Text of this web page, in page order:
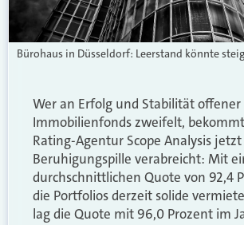
Bürohaus in Düsseldorf: Leerstand könnte
Wer an Erfolg und Stabilität offener
Immobilienfonds zweifelt,
Rating-Agentur Scope Analysis
Beruhigungspille verabreicht: Mit
durchschnittlichen Quote von 92,4
die Portfolios derzeit solide
lag die Quote mit 96,0 Prozent im